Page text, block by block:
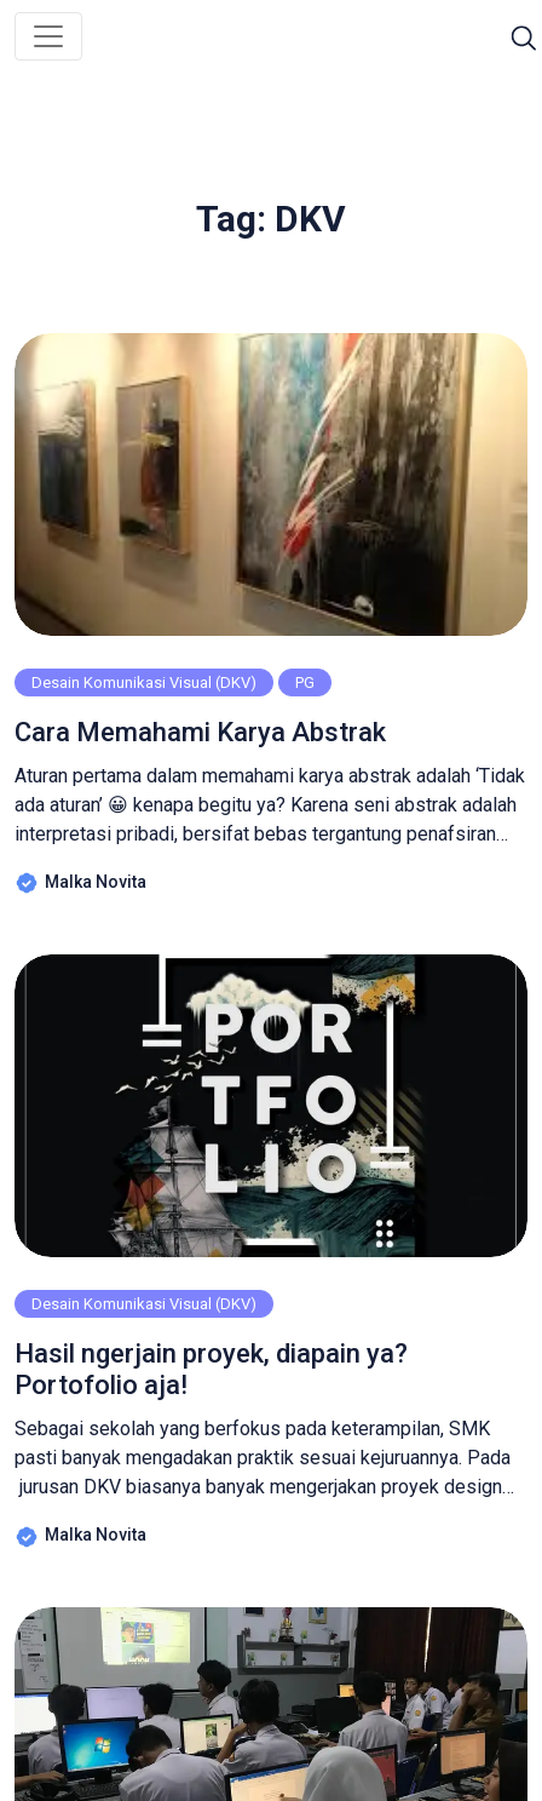
Tag: DKV
Desain Komunikasi Visual (DKV) PG
Cara Memahami Karya Abstrak
Aturan pertama dalam memahami karya abstrak adalah ‘Tidak
ada aturan’ 😀 kenapa begitu ya? Karena seni abstrak adalah
interpretasi pribadi, bersifat bebas tergantung penafsiran
mendapat kesan dan makna yang berbeda–setelah
dalam memahami karya abstrak, tapi ada caranya, lho, agar
[…]
Malka Novita
Desain Komunikasi Visual (DKV)
Hasil ngerjain proyek, diapain ya?
Portofolio aja!
Sebagai sekolah yang berfokus pada keterampilan, SMK
pasti banyak mengadakan praktik sesuai kejuruannya. Pada
jurusan DKV biasanya banyak mengerjakan proyek design
design media sosial, ilustrasi digital bahkan iklan juga lho!
menghapusnya ya! Karena hasil praktikmu selama ini tidak
hanya untuk mengisi […]
Malka Novita